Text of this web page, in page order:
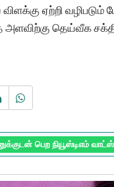
ஏற்றி வழிபடும்
தெய்வீக
பெற நியூஸ்டிஎம்